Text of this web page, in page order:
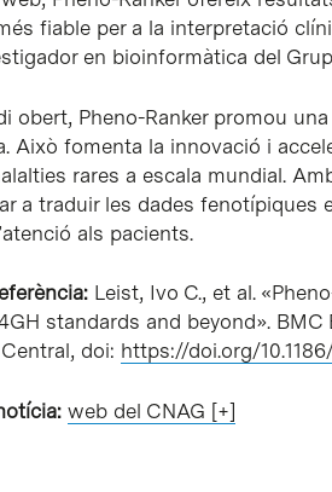
fiable per a la interpretació
en bioinformàtica del
obert, Pheno-Ranker promou
Això fomenta la innovació i
rares a escala mundial.
a traduir les dades
als pacients.
Leist, Ivo C., et al.
standards and beyond».
doi: https://doi.org/
web del CNAG [+]